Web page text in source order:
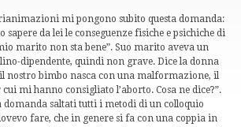
mi pongono subito questa domanda:
da lei le conseguenze fisiche e psichiche di
marito non sta bene”. Suo marito aveva un
dipendente, quindi non grave. Dice la donna
il nostro bimbo nasca con una malformazione, il
mi hanno consigliato l’aborto. Cosa ne dice?”.
domanda saltati tutti i metodi di un colloquio
fare, che in genere si fa con una coppia in